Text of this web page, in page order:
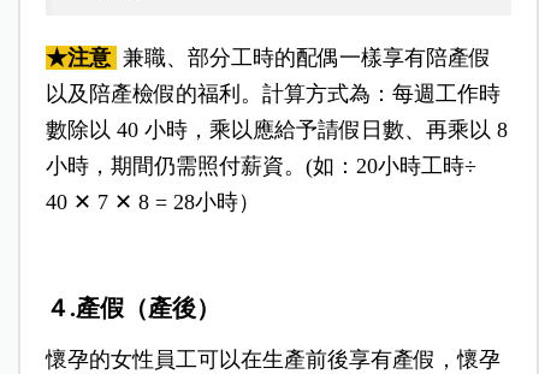
★注意 兼職、部分工時的配偶一樣享有陪產假
以及陪產檢假的福利。計算方式為：每週工作時
數除以 40 小時，乘以應給予請假日數、再乘以 8
小時，期間仍需照付薪資。(如：20小時工時÷
40 ✕ 7 ✕ 8 = 28小時）
４.產假（產後）
懷孕的女性員工可以在生產前後享有產假，懷孕